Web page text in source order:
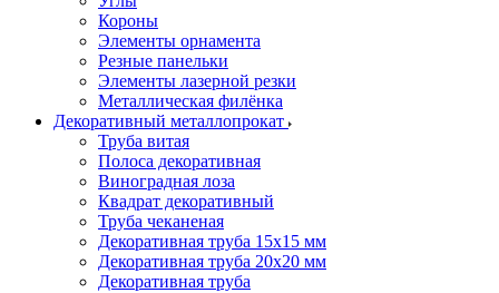
Короны
Элементы орнамента
Резные панельки
Элементы лазерной резки
Металлическая филёнка
Декоративный металлопрокат
Труба витая
Полоса декоративная
Виноградная лоза
Квадрат декоративный
Труба чеканеная
Декоративная труба 15х15 мм
Декоративная труба 20х20 мм
Декоративная труба